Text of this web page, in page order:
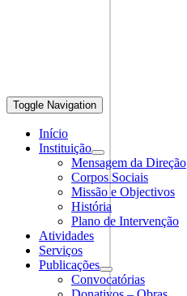
Toggle Navigation
Início
Instituição
Mensagem da Direção
Corpos Sociais
Missão e Objectivos
História
Plano de Intervenção
Atividades
Serviços
Publicações
Convocatórias